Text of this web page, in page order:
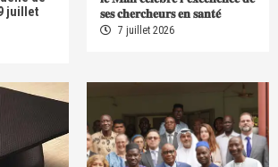
juillet
𝐬𝐞𝐬 𝐜𝐡𝐞𝐫𝐜𝐡𝐞𝐮𝐫𝐬 𝐞𝐧 𝐬𝐚𝐧𝐭𝐞́
7 juillet 2026